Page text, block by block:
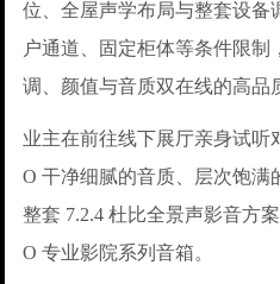
位、全屋声学布局与整套设备
户通道、固定柜体等条件限
调、颜值与音质双在线的高品
业主在前往线下展厅亲身试听
O 干净细腻的音质、层次饱满
整套 7.2.4 杜比全景声影音方
O 专业影院系列音箱。